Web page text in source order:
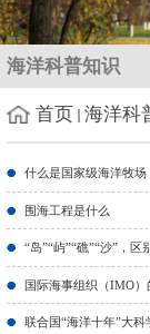
海洋科普知识
首页 海洋科
什么是国家级海洋牧
围海工程是什么
“岛”“屿”“礁”“沙”，区
国际海事组织（IMO）
联合国“海洋十年”大科